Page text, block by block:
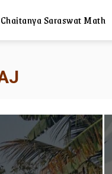
Saraswat Math